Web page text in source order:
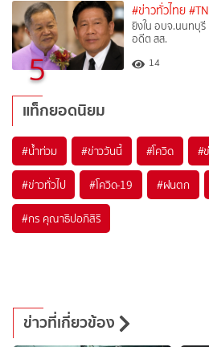
5
#ข่าวทั่วไทย
ยิงใน อบจ.นนทบุรี
อดีต สส.
14
แท็กยอดนิยม
#น้ำท่วม #ข่าววันนี้ #โควิด #
#ข่าวทั่วไป #โควิด-19 #ฝนตก
#กร คุณาธิปอภิสิริ
ข่าวที่เกี่ยวข้อง